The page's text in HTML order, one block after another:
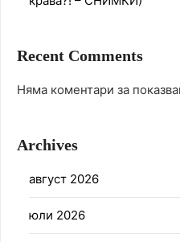
Recent Comments
Няма коментари за
Archives
август 2026
юли 2026